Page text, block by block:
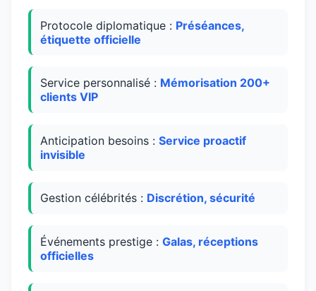
Protocole diplomatique : Préséances,
étiquette officielle
Service personnalisé : Mémorisation 200+
clients VIP
Anticipation besoins : Service proactif
invisible
Gestion célébrités : Discrétion, sécurité
Événements prestige : Galas, réceptions
officielles